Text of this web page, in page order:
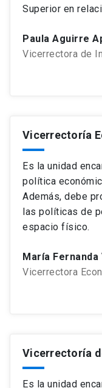
Superior en
Paula Aguirre
Vicerrectora de
Vicerrectoría
Es la unidad
política
Además, debe
las políticas de
espacio físico.
María Fernanda
Vicerrectora
Vicerrectoría
Es la unidad